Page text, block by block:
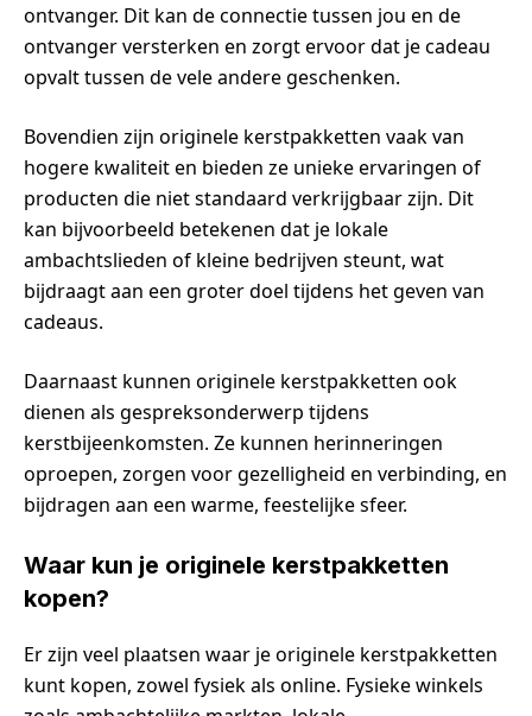
ontvanger. Dit kan de connectie tussen jou en de
ontvanger versterken en zorgt ervoor dat je cadeau
opvalt tussen de vele andere geschenken.
Bovendien zijn originele kerstpakketten vaak van
hogere kwaliteit en bieden ze unieke ervaringen of
producten die niet standaard verkrijgbaar zijn. Dit
kan bijvoorbeeld betekenen dat je lokale
ambachtslieden of kleine bedrijven steunt, wat
bijdraagt aan een groter doel tijdens het geven van
cadeaus.
Daarnaast kunnen originele kerstpakketten ook
dienen als gespreksonderwerp tijdens
kerstbijeenkomsten. Ze kunnen herinneringen
oproepen, zorgen voor gezelligheid en verbinding, en
bijdragen aan een warme, feestelijke sfeer.
Waar kun je originele kerstpakketten
kopen?
Er zijn veel plaatsen waar je originele kerstpakketten
kunt kopen, zowel fysiek als online. Fysieke winkels